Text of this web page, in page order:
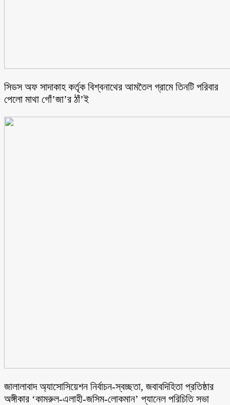
সিডস অফ সাদাকাহ কর্তৃক বিশ্বনাথের আমতৈল গ্রামে তিনটি পরিবার
পেলো মাথা গোঁ’জা’র ঠাঁ’ই
জালালাবাদ অ্যাসোসিয়েশন নির্বাচন-স্বচ্ছতা, জবাবদিহিতা প্রতিষ্ঠার
অঙ্গীকার ‘কামরুল-এলাহী-জসিম-লোকমান’ প্যানেল পরিচিতি সভা